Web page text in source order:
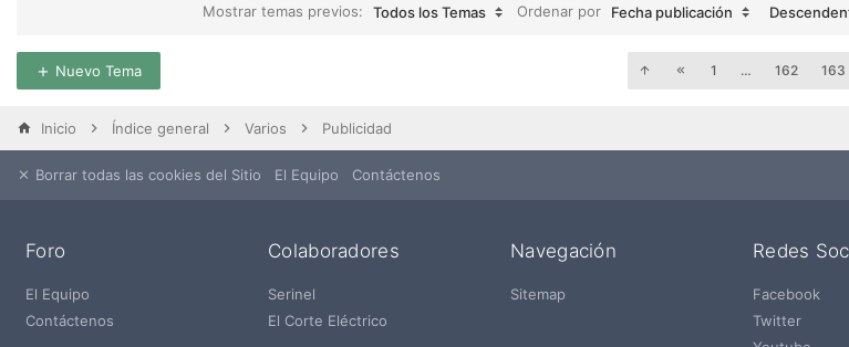
Mostrar temas previos: Todos los Temas Ordenar por Fecha publicación
Nuevo Tema 1 … 162 163
Inicio Índice general Varios Publicidad
Borrar todas las cookies del Sitio El Equipo Contáctenos
Foro
El Equipo
Contáctenos
Colaboradores
Serinel
El Corte Eléctrico
Navegación
Sitemap
Redes
Facebook
Twitter